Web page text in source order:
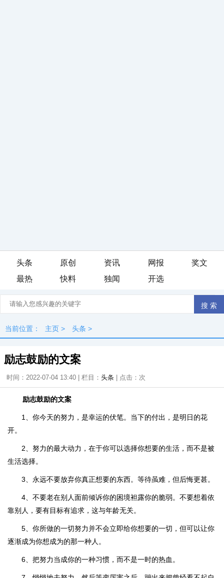
头条 原创 资讯 网报
奖文
最热
快料 独闻 开选
当前位置： 主页 > 头条 >
励志鼓励的文案
时间：2022-07-04 13:40 | 栏目： 头条 | 点击： 次
励志鼓励的文案
1、你今天的努力，是幸运的伏笔。当下的付出，是明日的花
开。
2、努力的最大动力，在于你可以选择你想要的生活，而不是被
生活选择。
3、永远不要放弃你真正想要的东西。等待虽难，但后悔更甚。
4、不要老在别人面前倾诉你的困境袒露你的脆弱。不要想着依
靠别人，要有目标有追求，这与年龄无关。
5、你所做的一切努力并不会立即给你想要的一切，但可以让你
逐渐成为你想成为的那一种人。
6、把努力当成你的一种习惯，而不是一时的热血。